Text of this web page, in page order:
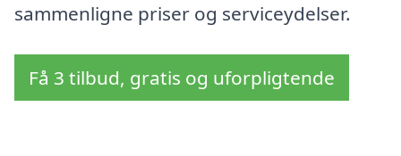
sammenligne priser og serviceydelser.
Få 3 tilbud, gratis og uforpligtende